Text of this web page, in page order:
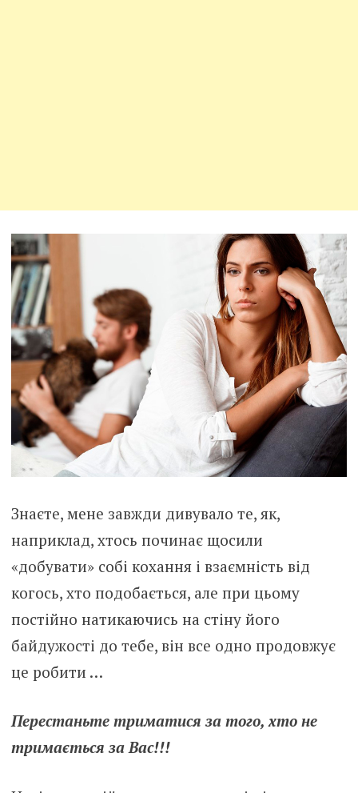
Знаєте, мене завжди дивувало те, як,
наприклад, хтось починає щосили
«добувати» собі кохання і взаємність від
когось, хто подобається, але при цьому
постійно натикаючись на стіну його
байдужості до тебе, він все одно продовжує
це робити …
Перестаньте триматися за того, хто не
тримається за Вас!!!